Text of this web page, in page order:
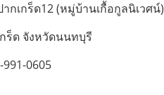
กเกร็ด12 (หมู่บ้านเกื้อกูลนิเวศน์)
ร็ด จังหวัดนนทบุรี
991-0605